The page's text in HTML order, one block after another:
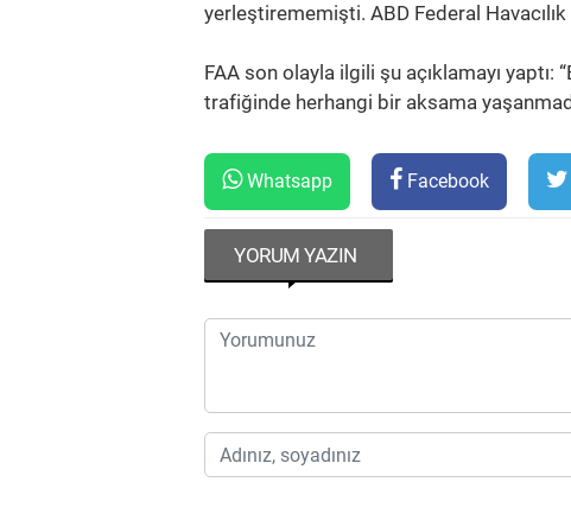
yerleştirememişti. ABD Federal
FAA son olayla ilgili şu açıklamayı yaptı:
trafiğinde herhangi bir aksama
Whatsapp Facebook
YORUM YAZIN